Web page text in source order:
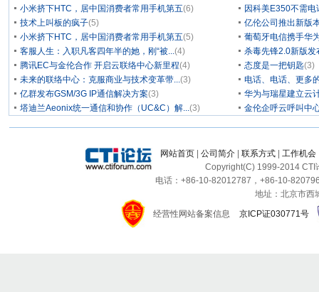
小米挤下HTC，居中国消费者常用手机第五(6)
因科美E350不需
技术上叫板的疯子(5)
亿伦公司推出新版
小米挤下HTC，居中国消费者常用手机第五(5)
葡萄牙电信携手华
客服人生：入职凡客四年半的她，刚“被...(4)
杀毒先锋2.0新版发
腾讯EC与金伦合作 开启云联络中心新里程(4) 态度是一把钥匙(3)
未来的联络中心：克服商业与技术变革带...(3)
电话、电话、更多
亿群发布GSM/3G IP通信解决方案(3)
华为与瑞星建立云
塔迪兰Aeonix统一通信和协作（UC&C）解...(3) 金伦企呼云呼叫中
网站首页 公司简介 联系方式 工作机会
Copyright(C) 1999-2014 CTI
电话：+86-10-82012787，+86-10-
地址：北京市西
经营性网站备案信息
京ICP证030771号